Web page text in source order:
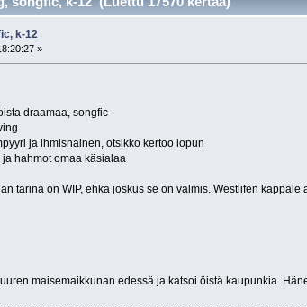
k-12
»
draamaa, songfic
ja ihmisnainen, otsikko kertoo lopun
hahmot omaa käsialaa
tarina on WIP, ehkä joskus se on valmis. Westlifen
maisemaikkunan edessä ja katsoi öistä kaupunkia.